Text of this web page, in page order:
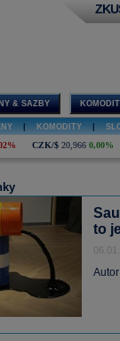
& SAZBY
KOMODITY
CZK/$ 20,966 0,00%
to